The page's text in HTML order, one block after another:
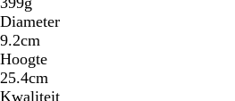
Diameter
9.2cm
Hoogte
25.4cm
Kwaliteit